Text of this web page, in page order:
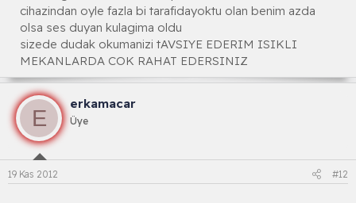
cihazindan oyle fazla bi tarafidayoktu olan benim azda
olsa ses duyan kulagima oldu
sizede dudak okumanizi tAVSIYE EDERIM ISIKLI
MEKANLARDA COK RAHAT EDERSINIZ
E
erkamacar
Üye
19 Kas 2012 #12